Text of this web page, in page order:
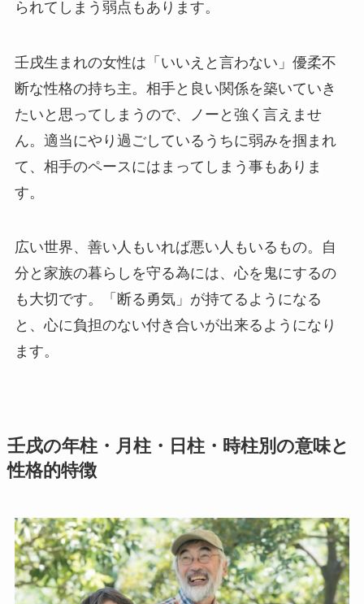
られてしまう弱点もあります。
壬戌生まれの女性は「いいえと言わない」優柔不
断な性格の持ち主。相手と良い関係を築いていき
たいと思ってしまうので、ノーと強く言えませ
ん。適当にやり過ごしているうちに弱みを掴まれ
て、相手のペースにはまってしまう事もありま
す。
広い世界、善い人もいれば悪い人もいるもの。自
分と家族の暮らしを守る為には、心を鬼にするの
も大切です。「断る勇気」が持てるようになる
と、心に負担のない付き合いが出来るようになり
ます。
壬戌の年柱・月柱・日柱・時柱別の意味と
性格的特徴